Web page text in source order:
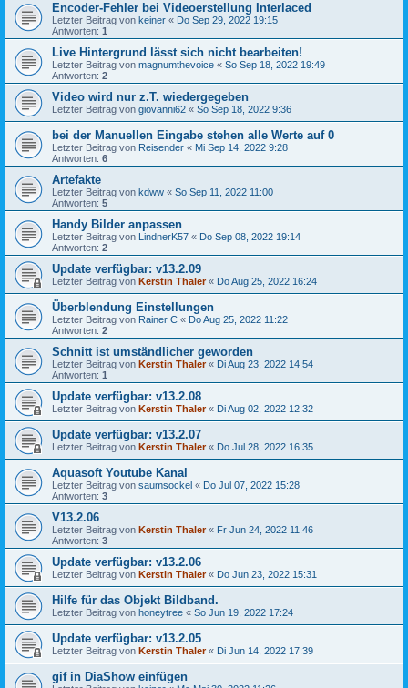
Encoder-Fehler bei Videoerstellung Interlaced
Letzter Beitrag von keiner « Do Sep 29, 2022 19:15
Antworten: 1
Live Hintergrund lässt sich nicht bearbeiten!
Letzter Beitrag von magnumthevoice « So Sep 18, 2022 19:49
Antworten: 2
Video wird nur z.T. wiedergegeben
Letzter Beitrag von giovanni62 « So Sep 18, 2022 9:36
bei der Manuellen Eingabe stehen alle Werte auf 0
Letzter Beitrag von Reisender « Mi Sep 14, 2022 9:28
Antworten: 6
Artefakte
Letzter Beitrag von kdww « So Sep 11, 2022 11:00
Antworten: 5
Handy Bilder anpassen
Letzter Beitrag von LindnerK57 « Do Sep 08, 2022 19:14
Antworten: 2
Update verfügbar: v13.2.09
Letzter Beitrag von Kerstin Thaler« Do Aug 25, 2022 16:24
Überblendung Einstellungen
Letzter Beitrag von Rainer C « Do Aug 25, 2022 11:22
Antworten: 2
Schnitt ist umständlicher geworden
Letzter Beitrag von Kerstin Thaler« Di Aug 23, 2022 14:54
Antworten: 1
Update verfügbar: v13.2.08
Letzter Beitrag von Kerstin Thaler« Di Aug 02, 2022 12:32
Update verfügbar: v13.2.07
Letzter Beitrag von Kerstin Thaler« Do Jul 28, 2022 16:35
Aquasoft Youtube Kanal
Letzter Beitrag von saumsockel « Do Jul 07, 2022 15:28
Antworten: 3
V13.2.06
Letzter Beitrag von Kerstin Thaler« Fr Jun 24, 2022 11:46
Antworten: 3
Update verfügbar: v13.2.06
Letzter Beitrag von Kerstin Thaler« Do Jun 23, 2022 15:31
Hilfe für das Objekt Bildband.
Letzter Beitrag von honeytree « So Jun 19, 2022 17:24
Update verfügbar: v13.2.05
Letzter Beitrag von Kerstin Thaler« Di Jun 14, 2022 17:39
gif in DiaShow einfügen